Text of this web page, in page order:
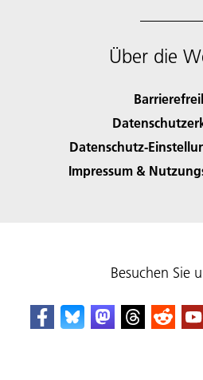
Über die
Datenschutz-
Impressum &
Besuchen Sie